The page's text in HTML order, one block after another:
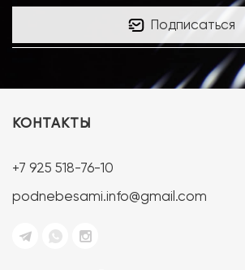
Подписаться
КОНТАКТЫ
+7 925 518-76-10
podnebesami.info@gmail.com